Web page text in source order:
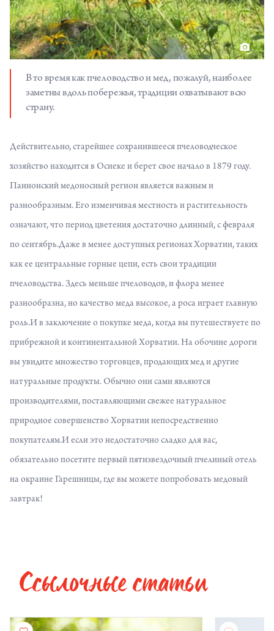
В то время как пчеловодство и мед, пожалуй, наиболее
заметны вдоль побережья, традиции охватывают всю
страну.
Действительно, старейшее сохранившееся пчеловодческое
хозяйство находится в Осиеке и берет свое начало в 1879 году.
Паннонский медоносный регион является важным и
разнообразным. Его изменчивая местность и растительность
означают, что период цветения достаточно длинный, с февраля
по сентябрь.Даже в менее доступных регионах Хорватии, таких
как ее центральные горные цепи, есть свои традиции
пчеловодства. Здесь меньше пчеловодов, и флора менее
разнообразна, но качество меда высокое, а роса играет главную
роль.И в заключение о покупке меда, когда вы путешествуете по
прибрежной и континентальной Хорватии. На обочине дороги
вы увидите множество торговцев, продающих мед и другие
натуральные продукты. Обычно они сами являются
производителями, поставляющими свежее натуральное
природное совершенство Хорватии непосредственно
покупателям.И если это недостаточно сладко для вас,
обязательно посетите первый пятизвездочный пчелиный отель
на окраине Гарешницы, где вы можете попробовать медовый
завтрак!
Ссылочные статьи